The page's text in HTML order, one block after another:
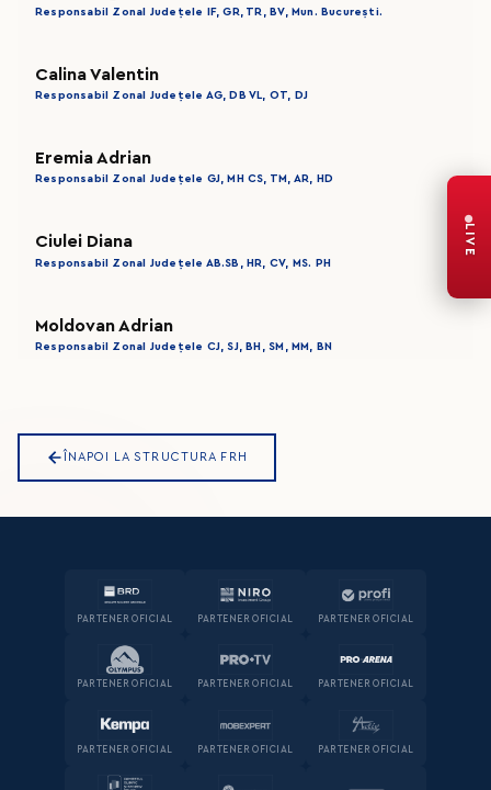
Responsabil Zonal Județele IF, GR, TR, BV, Mun. București.
Calina Valentin
Responsabil Zonal Județele AG, DB VL, OT, DJ
Eremia Adrian
Responsabil Zonal Județele GJ, MH CS, TM, AR, HD
Ciulei Diana
Responsabil Zonal Județele AB.SB, HR, CV, MS. PH
Moldovan Adrian
Responsabil Zonal Județele CJ, SJ, BH, SM, MM, BN
ÎNAPOI LA STRUCTURA FRH
PARTENER OFICIAL PARTENER OFICIAL PARTENER OFICIAL
PARTENER OFICIAL PARTENER OFICIAL PARTENER OFICIAL
PARTENER OFICIAL PARTENER OFICIAL PARTENER OFICIAL
LIVE